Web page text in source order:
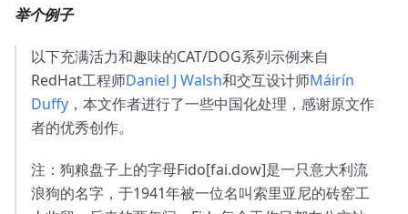
举个例子
以下充满活力和趣味的CAT/DOG系列示例来自
RedHat工程师Daniel J Walsh和交互设计师Máirín
Duffy ，本文作者进行了一些中国化处理，感谢原文作
者的优秀创作。
注：狗粮盘子上的字母Fido[fai.dow]是一只意大利流
浪狗的名字，于1941年被一位名叫索里亚尼的砖窑工